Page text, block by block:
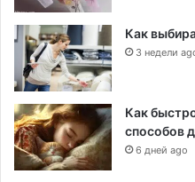
Как
3 недели
Как
способов
6 дней ago